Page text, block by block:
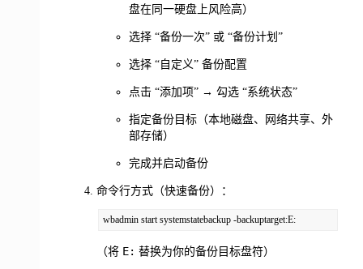
盘在同一硬盘上风险高）
选择 “备份一次” 或 “备份计划”
选择 “自定义” 备份配置
点击 “添加项” → 勾选 “系统状态”
指定备份目标（本地磁盘、网络共享、外
部存储）
完成并启动备份
命令行方式（快速备份）：
wbadmin start systemstatebackup -backuptarget:E:
（将 E: 替换为你的备份目标盘符）